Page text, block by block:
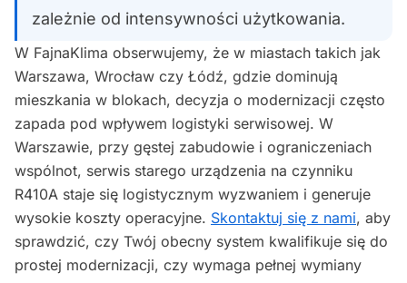
zależnie od intensywności użytkowania.
W FajnaKlima obserwujemy, że w miastach takich jak
Warszawa, Wrocław czy Łódź, gdzie dominują
mieszkania w blokach, decyzja o modernizacji często
zapada pod wpływem logistyki serwisowej. W
Warszawie, przy gęstej zabudowie i ograniczeniach
wspólnot, serwis starego urządzenia na czynniku
R410A staje się logistycznym wyzwaniem i generuje
wysokie koszty operacyjne. Skontaktuj się z nami, aby
sprawdzić, czy Twój obecny system kwalifikuje się do
prostej modernizacji, czy wymaga pełnej wymiany